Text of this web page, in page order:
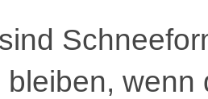
bleiben,